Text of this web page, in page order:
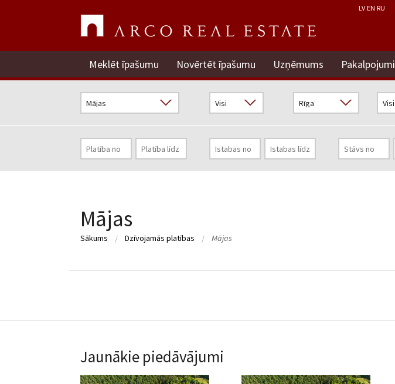
LV EN RU
Meklēt īpašumu Novērtēt īpašumu Uzņēmums Pakalpojumi
Mājas
Sākums Dzīvojamās platības Mājas
Jaunākie piedāvājumi